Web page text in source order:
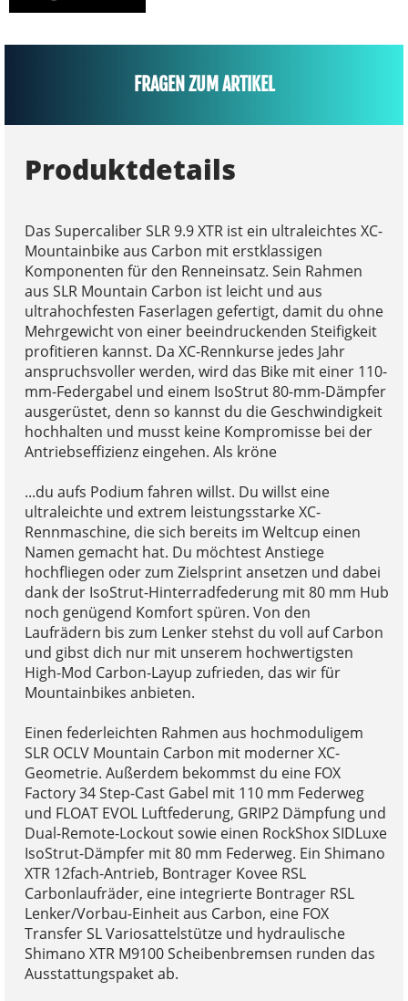
FRAGEN ZUM ARTIKEL
Produktdetails
Das Supercaliber SLR 9.9 XTR ist ein ultraleichtes XC-
Mountainbike aus Carbon mit erstklassigen
Komponenten für den Renneinsatz. Sein Rahmen
aus SLR Mountain Carbon ist leicht und aus
ultrahochfesten Faserlagen gefertigt, damit du ohne
Mehrgewicht von einer beeindruckenden Steifigkeit
profitieren kannst. Da XC-Rennkurse jedes Jahr
anspruchsvoller werden, wird das Bike mit einer 110-
mm-Federgabel und einem IsoStrut 80-mm-Dämpfer
ausgerüstet, denn so kannst du die Geschwindigkeit
hochhalten und musst keine Kompromisse bei der
Antriebseffizienz eingehen. Als kröne
...du aufs Podium fahren willst. Du willst eine
ultraleichte und extrem leistungsstarke XC-
Rennmaschine, die sich bereits im Weltcup einen
Namen gemacht hat. Du möchtest Anstiege
hochfliegen oder zum Zielsprint ansetzen und dabei
dank der IsoStrut-Hinterradfederung mit 80 mm Hub
noch genügend Komfort spüren. Von den
Laufrädern bis zum Lenker stehst du voll auf Carbon
und gibst dich nur mit unserem hochwertigsten
High-Mod Carbon-Layup zufrieden, das wir für
Mountainbikes anbieten.
Einen federleichten Rahmen aus hochmoduligem
SLR OCLV Mountain Carbon mit moderner XC-
Geometrie. Außerdem bekommst du eine FOX
Factory 34 Step-Cast Gabel mit 110 mm Federweg
und FLOAT EVOL Luftfederung, GRIP2 Dämpfung und
Dual-Remote-Lockout sowie einen RockShox SIDLuxe
IsoStrut-Dämpfer mit 80 mm Federweg. Ein Shimano
XTR 12fach-Antrieb, Bontrager Kovee RSL
Carbonlaufräder, eine integrierte Bontrager RSL
Lenker/Vorbau-Einheit aus Carbon, eine FOX
Transfer SL Variosattelstütze und hydraulische
Shimano XTR M9100 Scheibenbremsen runden das
Ausstattungspaket ab.